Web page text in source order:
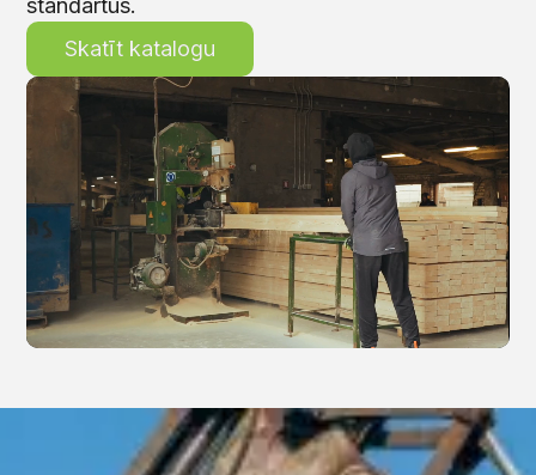
standartus.
Skatīt katalogu